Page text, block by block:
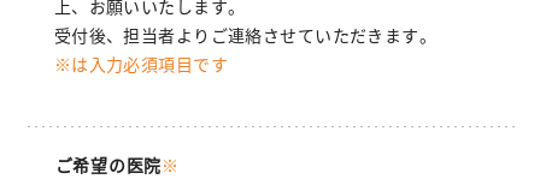
上、お願いいたします。
受付後、担当者よりご連絡させていただきます。
※は入力必須項目です
ご希望の医院※